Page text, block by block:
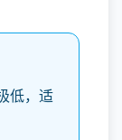
低，适